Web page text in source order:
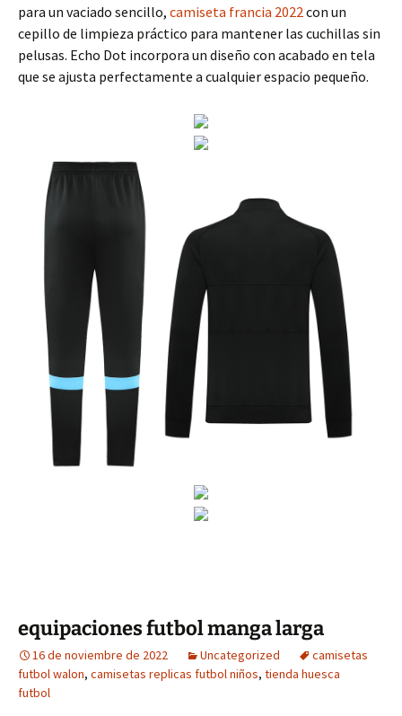
para un vaciado sencillo, camiseta francia 2022con un
cepillo de limpieza práctico para mantener las cuchillas sin
pelusas. Echo Dot incorpora un diseño con acabado en tela
que se ajusta perfectamente a cualquier espacio pequeño.
equipaciones futbol manga larga
16 de noviembre de 2022 Uncategorized
camisetas
futbol walon, camisetas replicas futbol niños, tienda huesca
futbol